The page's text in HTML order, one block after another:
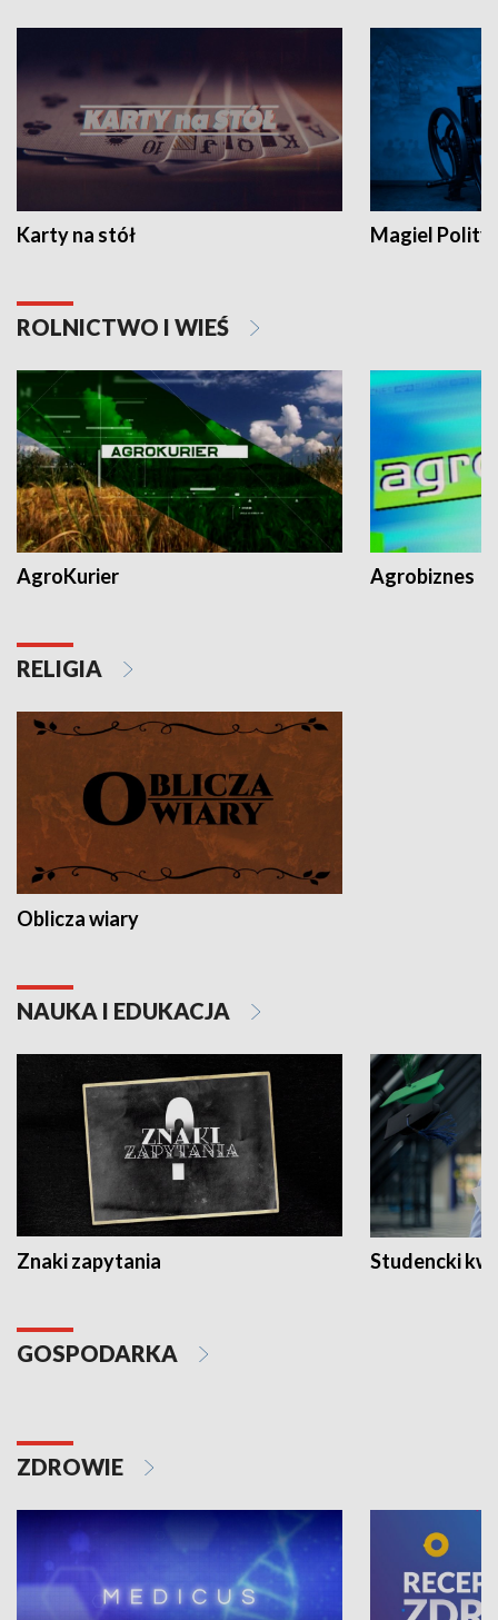
Karty na stół Magiel
ROLNICTWO I WIEŚ
AgroKurier Agrobiznes
RELIGIA
Oblicza wiary
NAUKA I EDUKACJA
Znaki zapytania Studencki
GOSPODARKA
ZDROWIE